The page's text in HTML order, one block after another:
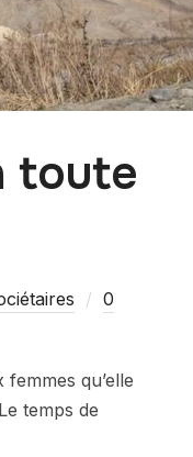
toute
0
qu’elle
temps de